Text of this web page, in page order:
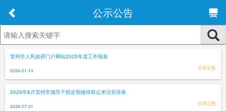
公示公告
雷州市人民政府门户网站2025年度工作报表
2026-01-13 公示公告
2026年8月雷州市领导干部定期接待群众来访安排表
2026-07-31 公示公告